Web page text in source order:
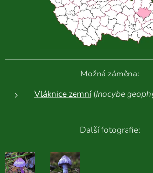
Možná záměna:
Vláknice zemní(Inocybe
Další fotografie: